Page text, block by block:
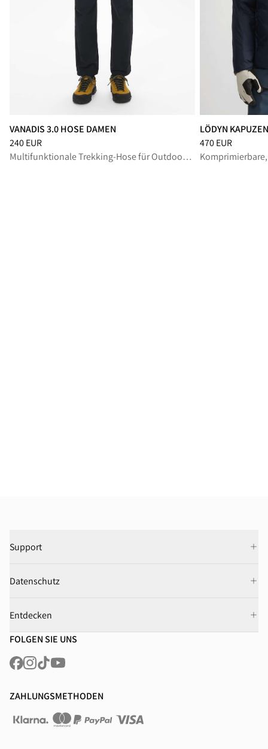
VANADIS 3.0 HOSE DAMEN
Preis:240 EUR, reduziert von 240 EUR
240 EUR
Multifunktionale Trekking-Hose für Outdoor-Aktivitäten in drei Jahreszeiten.
LÖDYN
Preis:470 EUR,
470 EUR
Support
Datenschutz
Entdecken
FOLGEN SIE UNS
ZAHLUNGSMETHODEN